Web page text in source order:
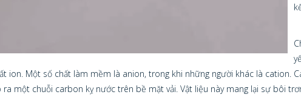
ion. Một số chất làm mềm là anion, trong khi những người khác là cation.
một chuỗi carbon kỵ nước trên bề mặt vải. Vật liệu này mang lại sự bôi